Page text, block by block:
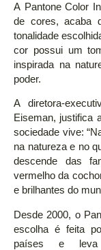
A Pantone Color
de cores, acaba
tonalidade
cor possui um
inspirada na
poder.
A diretora-
Eiseman, justifica
sociedade vive:
na natureza e no
descende das
vermelho da
e brilhantes do
Desde 2000, o
escolha é feita
países e leva